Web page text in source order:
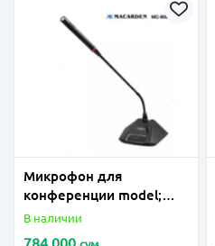
Микрофон для
конференции model;
Macarden MC-900
В наличии